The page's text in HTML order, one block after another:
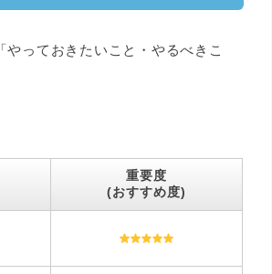
「やっておきたいこと・やるべきこ
重要度
(おすすめ度)